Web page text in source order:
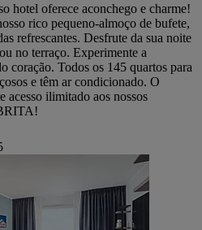
hotel oferece aconchego e charme!
rico pequeno-almoço de bufete,
refrescantes. Desfrute da sua noite
no terraço. Experimente a
coração. Todos os 145 quartos para
e têm ar condicionado. O
acesso ilimitado aos nossos